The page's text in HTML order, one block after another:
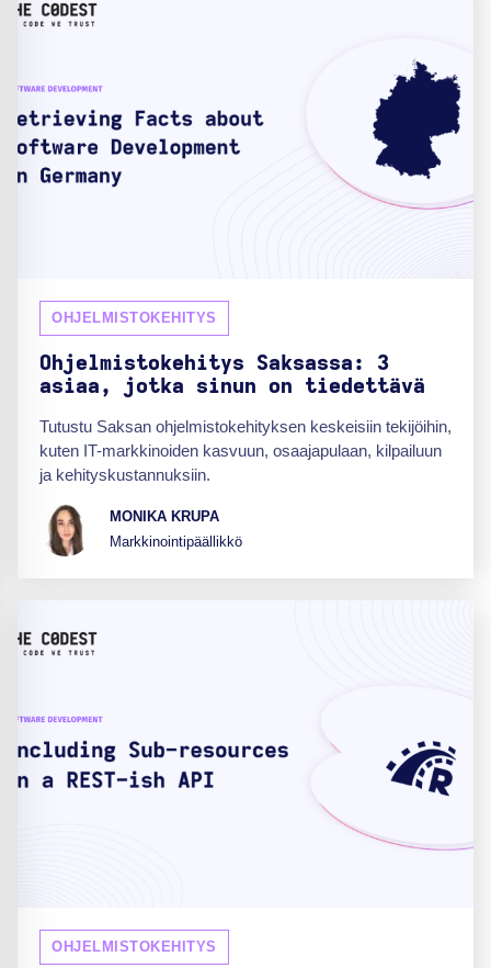
OHJELMISTOKEHITYS
Ohjelmistokehitys Saksassa: 3
asiaa, jotka sinun on tiedettävä
Tutustu Saksan ohjelmistokehityksen keskeisiin tekijöihin,
kuten IT-markkinoiden kasvuun, osaajapulaan, kilpailuun
ja kehityskustannuksiin.
MONIKA KRUPA
Markkinointipäällikkö
OHJELMISTOKEHITYS